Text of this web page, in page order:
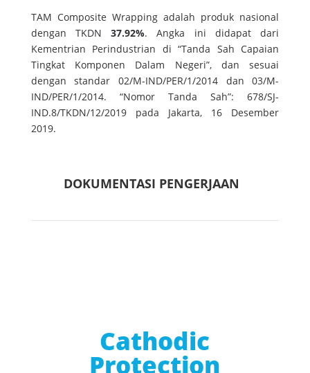
TAM Composite Wrapping adalah produk nasional
dengan TKDN37.92%. Angka ini didapat dari
Kementrian Perindustrian di “Tanda Sah Capaian
Tingkat Komponen Dalam Negeri”, dan sesuai
dengan standar 02/M-IND/PER/1/2014 dan 03/M-
IND/PER/1/2014. “Nomor Tanda Sah”: 678/SJ-
IND.8/TKDN/12/2019 pada Jakarta, 16 Desember
2019.
DOKUMENTASI PENGERJAAN
Cathodic
Protection